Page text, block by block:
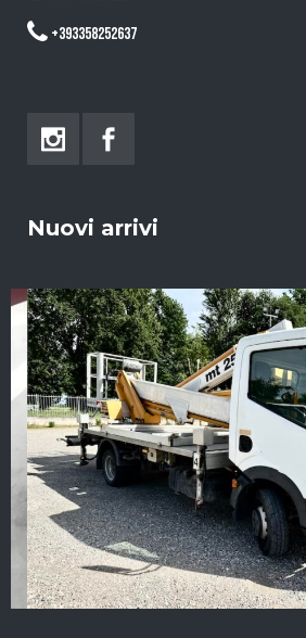
+393358252637
Nuovi arrivi